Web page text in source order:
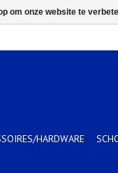
HARDWARE
om onze website te